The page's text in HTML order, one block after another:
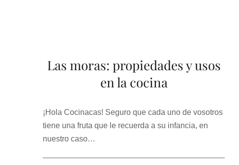
Las moras: propiedades y usos
en la cocina
¡Hola Cocinacas! Seguro que cada uno de vosotros
tiene una fruta que le recuerda a su infancia, en
nuestro caso…